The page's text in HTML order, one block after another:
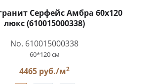
Серфейс Амбра 60x120
люкс (610015000338)
No. 610015000338
60*120 см
4465 руб./м2